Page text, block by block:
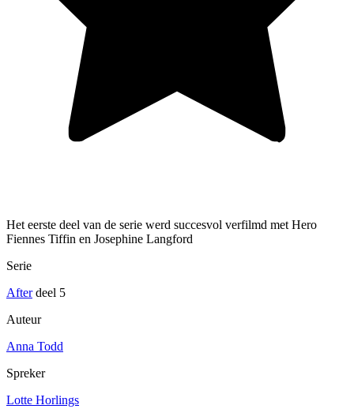
Het eerste deel van de serie werd succesvol verfilmd met Hero
Fiennes Tiffin en Josephine Langford
Serie
Afterdeel 5
Auteur
Anna Todd
Spreker
Lotte Horlings